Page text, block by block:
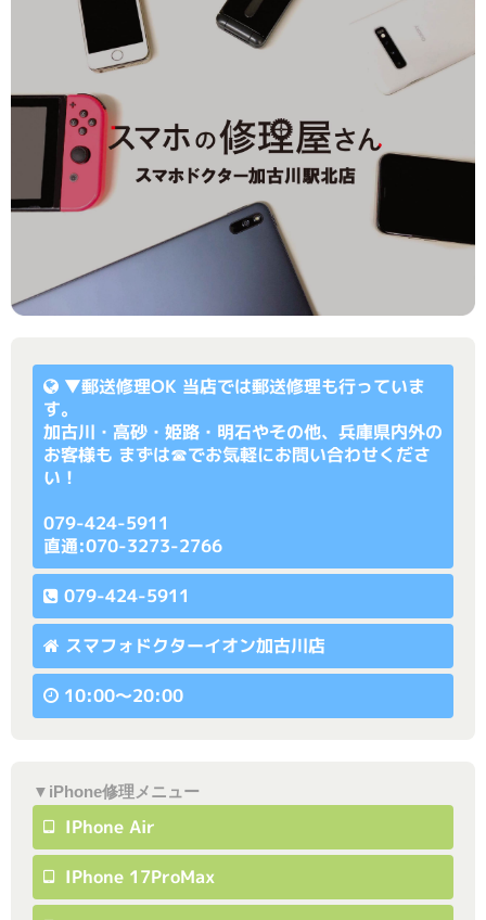
▼郵送修理OK 当店では郵送修理も行っていま
す。
加古川・高砂・姫路・明石やその他、兵庫県内外の
お客様も まずは☎でお気軽にお問い合わせくださ
い！
079-424-5911
直通:070-3273-2766
079-424-5911
スマフォドクターイオン加古川店
10:00〜20:00
▼iPhone修理メニュー
IPhone Air
IPhone 17ProMax